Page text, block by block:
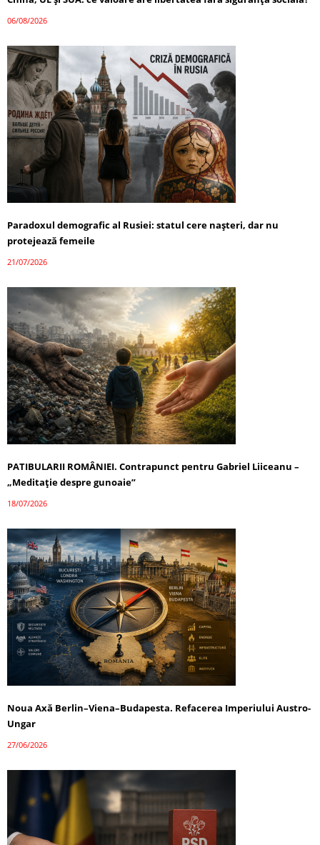
06/08/2026
Paradoxul demografic al Rusiei: statul cere nașteri, dar nu
protejează femeile
21/07/2026
PATIBULARII ROMÂNIEI. Contrapunct pentru Gabriel Liiceanu –
„Meditație despre gunoaie”
18/07/2026
Noua Axă Berlin–Viena–Budapesta. Refacerea Imperiului Austro-
Ungar
27/06/2026